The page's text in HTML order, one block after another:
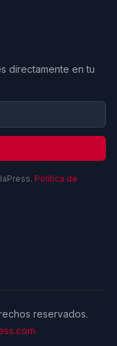
directamente en tu
Política de
reservados.